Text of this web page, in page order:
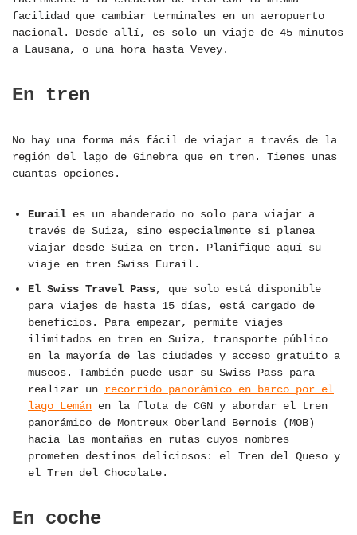
facilidad que cambiar terminales en un aeropuerto
nacional. Desde allí, es solo un viaje de 45 minutos
a Lausana, o una hora hasta Vevey.
En tren
No hay una forma más fácil de viajar a través de la
región del lago de Ginebra que en tren. Tienes unas
cuantas opciones.
Eurail es un abanderado no solo para viajar a
través de Suiza, sino especialmente si planea
viajar desde Suiza en tren. Planifique aquí su
viaje en tren Swiss Eurail.
El Swiss Travel Pass, que solo está disponible
para viajes de hasta 15 días, está cargado de
beneficios. Para empezar, permite viajes
ilimitados en tren en Suiza, transporte público
en la mayoría de las ciudades y acceso gratuito a
museos. También puede usar su Swiss Pass para
realizar un recorrido panorámico en barco por el
lago Lemán en la flota de CGN y abordar el tren
panorámico de Montreux Oberland Bernois (MOB)
hacia las montañas en rutas cuyos nombres
prometen destinos deliciosos: el Tren del Queso y
el Tren del Chocolate.
En coche